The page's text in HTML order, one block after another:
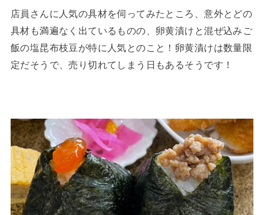
店員さんに人気の具材を伺ってみたところ、意外とどの
具材も満遍なく出ているものの、卵黄漬けと混ぜ込みご
飯の塩昆布枝豆が特に人気とのこと！卵黄漬けは数量限
定だそうで、売り切れてしまう日もあるそうです！